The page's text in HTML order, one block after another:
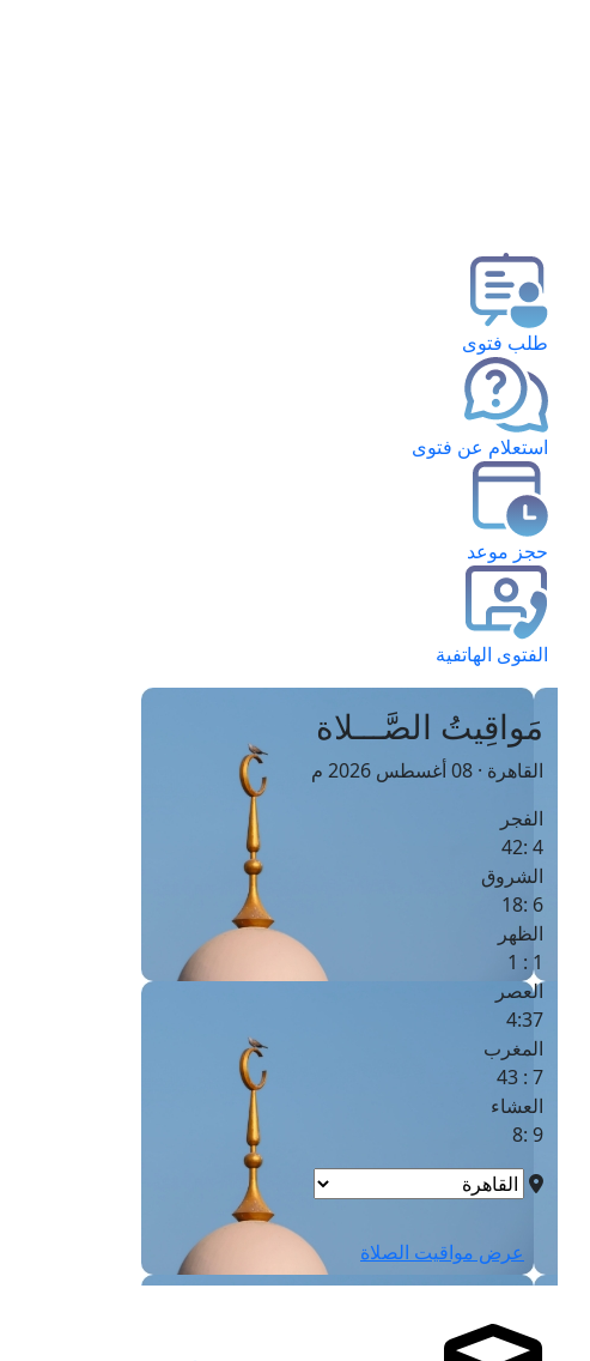
طلب فتوى
استعلام عن فتوى
حجز موعد
الفتوى الهاتفية
مَواقِيتُ الصَّـــلاة
القاهرة · 08 أغسطس 2026 م
الفجر
4 :42
الشروق
6 :18
الظهر
1 : 1
العصر
4:37
المغرب
7 : 43
العشاء
9 :8
عرض مواقيت الصلاة